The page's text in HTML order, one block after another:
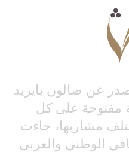
عن صالون بايزيد
مفتوحة على كل
مشاربها، جاءت
الوطني والعربي